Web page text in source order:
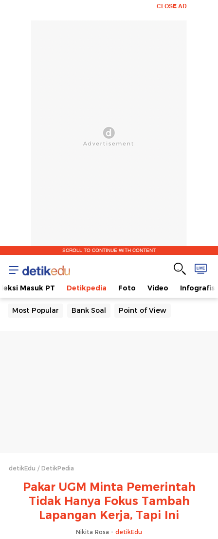
CLOSE AD
SCROLL TO CONTINUE WITH CONTENT
Masuk PT Detikpedia Foto Video Infografis
Most Popular Bank Soal Point of View
detikEdu DetikPedia
Pakar UGM Minta Pemerintah
Tidak Hanya Fokus Tambah
Lapangan Kerja, Tapi Ini
Nikita Rosa - detikEdu